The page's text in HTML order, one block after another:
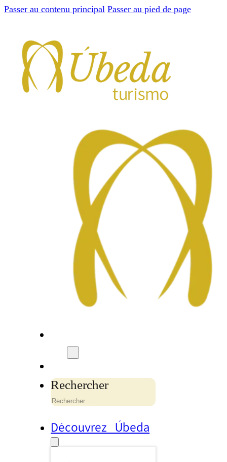
Passer au contenu principal Passer au pied de page
Rechercher
Découvrez Úbeda